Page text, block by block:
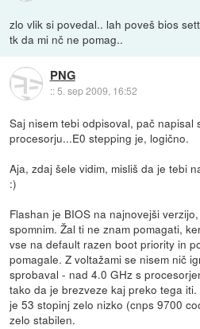
zlo vlik si povedal.. lah poveš bios
tk da mi nč ne pomag..
PNG
::5. sep 2009, 16:52
Saj nisem tebi odpisoval, pač napisal
procesorju...E0 stepping je, logično.
Aja, zdaj šele vidim, misliš da je tebi
:)
Flashan je BIOS na najnovejši
spomnim. Žal ti ne znam pomagati,
vse na default razen boot priority in
pomagale. Z voltažami se nisem nič
sprobaval - nad 4.0 GHz s
tako da je brezveze kaj preko tega
je 53 stopinj zelo nizko (cnps 9700
zelo stabilen.